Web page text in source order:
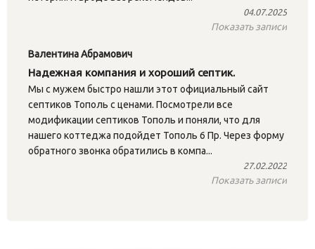
04.07.2025
Показать записи
Валентина Абрамович
Надежная компания и хороший септик.
Мы с мужем быстро нашли этот официальный сайт
септиков Тополь с ценами. Посмотрели все
модификации септиков Тополь и поняли, что для
нашего коттеджа подойдет Тополь 6 Пр. Через форму
обратного звонка обратились в компа...
27.02.2022
Показать записи